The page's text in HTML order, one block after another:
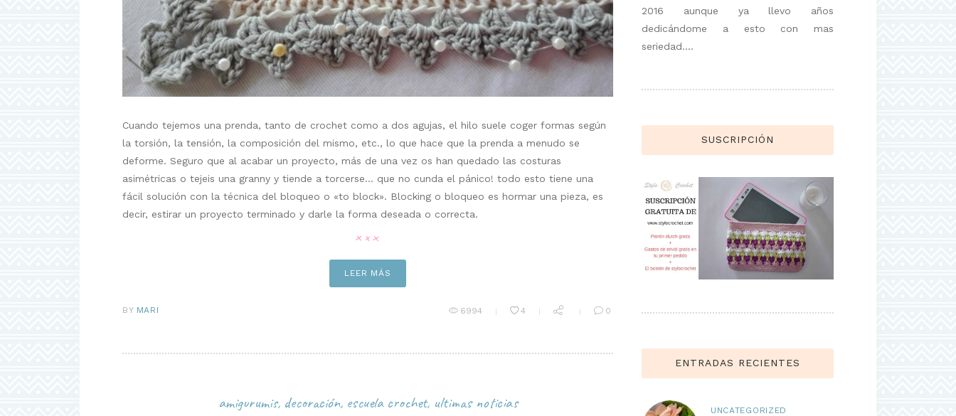
Cuando tejemos una prenda, tanto de crochet como a dos agujas, el hilo suele coger formas según
la torsión, la tensión, la composición del mismo, etc., lo que hace que la prenda a menudo se
deforme. Seguro que al acabar un proyecto, más de una vez os han quedado las costuras
asimétricas o tejeis una granny y tiende a torcerse… que no cunda el pánico! todo esto tiene una
fácil solución con la técnica del bloqueo o «to block». Blocking o bloqueo es hormar una pieza, es
decir, estirar un proyecto terminado y darle la forma deseada o correcta.
LEER MÁS
BY MARI 6994 4 0
amigurumis, decoración, escuela crochet, ultimas noticias
2016 aunque ya llevo años
dedicándome a esto con mas
seriedad....
SUSCRIPCIÓN
ENTRADAS RECIENTES
UNCATEGORIZED